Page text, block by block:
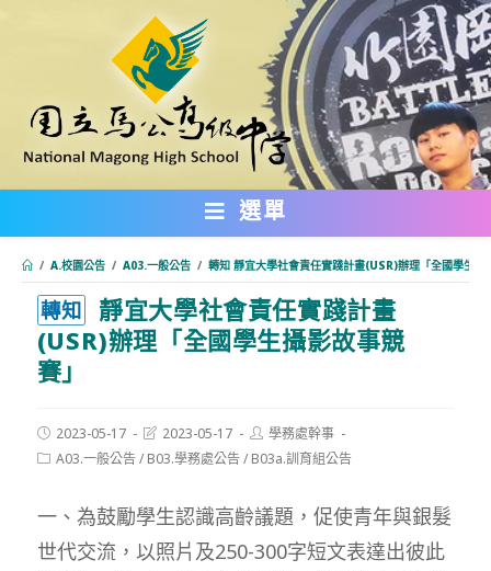
內
選單
/ A.校園公告 / A03.一般公告 / 轉知 靜宜大學社會責任實踐計畫(USR)辦理「全國學生攝
轉知
靜宜大學社會責任實踐計畫
(USR)辦理「全國學生攝影故事競
賽」
Post
published:
2023-05-17
Post
modified:
2023-05-17
Post
author:
學務處幹事
PostA03.一般公告/ B03.學務處公告/ B03a.訓育組公告
一、為鼓勵學生認識高齡議題，促使青年與銀髮
世代交流，以照片及250-300字短文表達出彼此